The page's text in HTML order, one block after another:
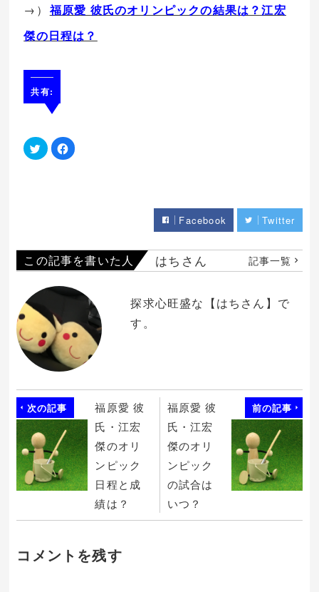
→） 福原愛 彼氏のオリンピックの結果は？江宏
傑の日程は？
共有:
ク
リ
い
ウ
ィ
ン
ウ
き
ま
す)
Facebook
で
し
て
く
だ
い
(新
ウ
ィ
ン
ド
ウ
で
ま
Facebook Twitter
この記事を書いた人 はちさん 記事一覧
探求心旺盛な【はちさん】で
す。
次の記事
福原愛 彼
氏・江宏
傑のオリ
ンピック
日程と成
績は？
福原愛 彼
氏・江宏
傑のオリ
ンピック
の試合は
いつ？
前の記事
コメントを残す